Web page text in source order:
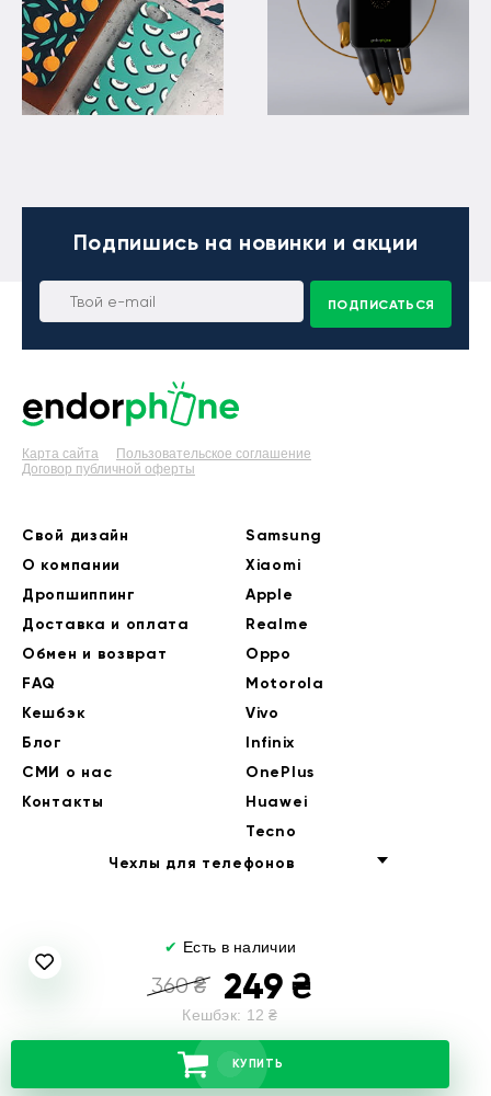
✔ Есть в наличии
360₴ 249 ₴
Кешбэк: 12 ₴
КУПИТЬ
Подпишись на новинки и акции
ПОДПИСАТЬСЯ
Карта сайта
Пользовательское соглашение
Договор публичной оферты
Свой дизайн
О компании
Дропшиппинг
Доставка и оплата
Обмен и возврат
FAQ
Кешбэк
Блог
СМИ о нас
Контакты
Samsung
Xiaomi
Apple
Realme
Oppo
Motorola
Vivo
Infinix
OnePlus
Huawei
Tecno
Чехлы для телефонов
© 2014-2026 EndorPhone